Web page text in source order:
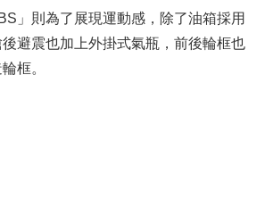
」則為了展現運動感，除了油箱採用
避震也加上外掛式氣瓶，前後輪框也
框。